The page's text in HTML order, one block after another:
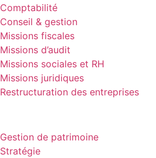
Comptabilité
Conseil & gestion
Missions fiscales
Missions d’audit
Missions sociales et RH
Missions juridiques
Restructuration des entreprises
Gestion de patrimoine
Stratégie